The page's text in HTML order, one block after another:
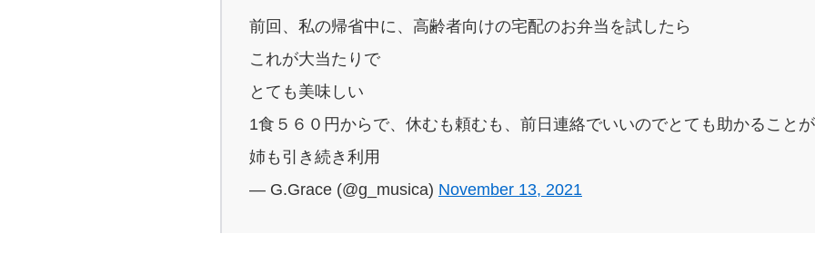
前回、私の帰省中に、高齢者向けの宅配のお弁当を試したら
これが大当たりで
とても美味しい
1食５６０円からで、休むも頼むも、前日連絡でいいのでとても助かること
姉も引き続き利用
— G.Grace (@g_musica) November 13, 2021